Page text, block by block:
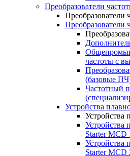
Преобразователи
Преобразователи
частоты с
(базовые
Частотный
Устройства
Устройства
Устройства
Starter MCD
Устройства
Starter MCD